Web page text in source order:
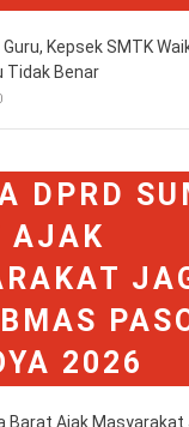
Kepsek SMTK
Tidak Benar
Barat Ajak